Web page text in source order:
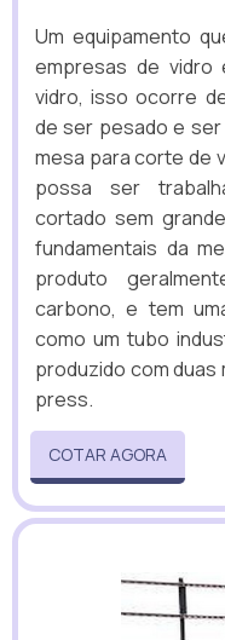
Um equipamento
empresas de
vidro, isso ocorre
de ser pesado e ser
mesa para corte de
possa ser
cortado sem
fundamentais da
produto
carbono, e tem
como um tubo
produzido com duas
press.
COTAR AGORA